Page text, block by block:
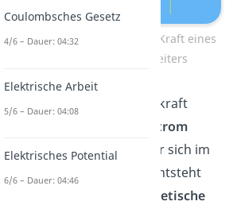
Richtung der magnetischen Kraft eines
stromdurchflossenen Leiters
Die Formel für die Lorentzkraft
Strom
durch einen Leiter, welcher sich im
Magnetfeld
befindet, so entsteht
magnetische
Coulombsches Gesetz
4/6 – Dauer: 04:32
Elektrische Arbeit
5/6 – Dauer: 04:08
Elektrisches Potential
6/6 – Dauer: 04:46